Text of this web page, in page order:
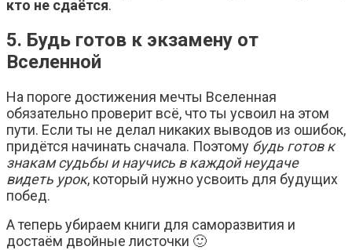
кто не сдаётся.
5. Будь готов к экзамену от
Вселенной
На пороге достижения мечты Вселенная
обязательно проверит всё, что ты усвоил на этом
пути. Если ты не делал никаких выводов из ошибок,
придётся начинать сначала. Поэтому будь готов к
знакам судьбы и научись в каждой неудаче
видеть урок, который нужно усвоить для будущих
побед.
А теперь убираем книги для саморазвития и
достаём двойные листочки 🙂